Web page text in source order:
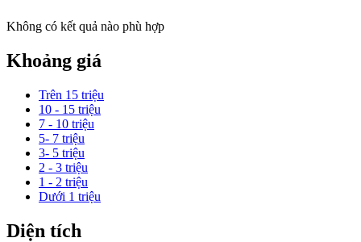
Không có kết quả nào phù hợp
Khoảng giá
Trên 15 triệu
10 - 15 triệu
7 - 10 triệu
5- 7 triệu
3- 5 triệu
2 - 3 triệu
1 - 2 triệu
Dưới 1 triệu
Diện tích